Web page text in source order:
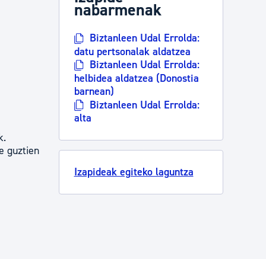
guztien
nabarmenak
Biztanleen Udal Errolda:
datu pertsonalak aldatzea
Biztanleen Udal Errolda:
helbidea aldatzea (Donostia
barnean)
Biztanleen Udal Errolda:
alta
Izapideak egiteko laguntza